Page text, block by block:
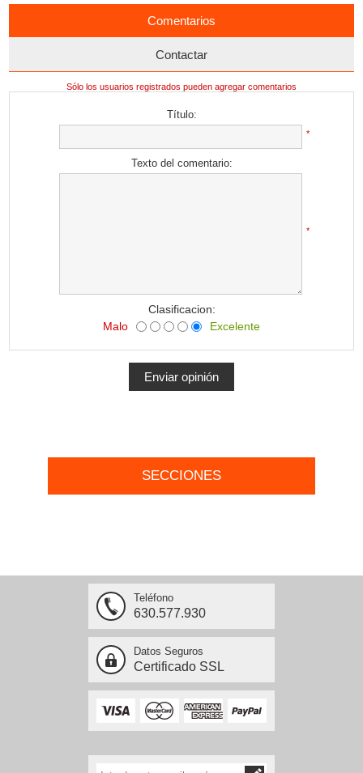
Comentarios
Contactar
Sólo los usuarios registrados pueden agregar comentarios
Título:
*
Texto del comentario:
*
Clasificacion:
Malo
Excelente
SECCIONES
Teléfono
630.577.930
Datos Seguros
Certificado SSL